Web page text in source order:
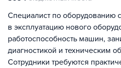
Специалист по оборудованию
в эксплуатацию нового
работоспособность машин,
диагностикой и техническим
Сотрудники требуются